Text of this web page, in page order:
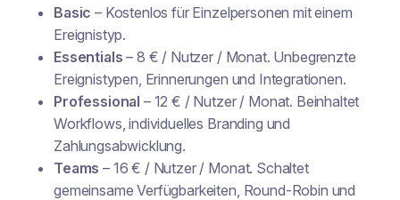
Basic – Kostenlos für Einzelpersonen mit einem
Ereignistyp.
Essentials – 8 € / Nutzer / Monat. Unbegrenzte
Ereignistypen, Erinnerungen und Integrationen.
Professional – 12 € / Nutzer / Monat. Beinhaltet
Workflows, individuelles Branding und
Zahlungsabwicklung.
Teams – 16 € / Nutzer / Monat. Schaltet
gemeinsame Verfügbarkeiten, Round-Robin und